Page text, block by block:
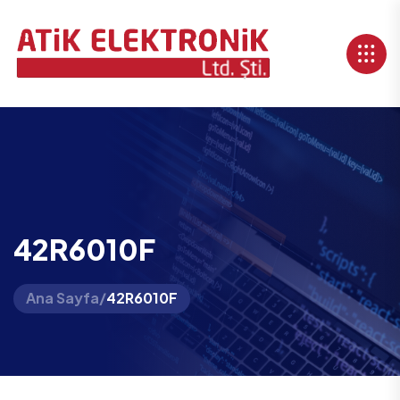
42R6010F
Ana Sayfa/42R6010F